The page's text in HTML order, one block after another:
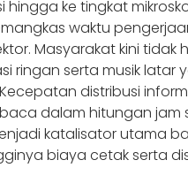
ke tingkat
waktu
Masyarakat kini
ringan serta musik latar
distribusi
dalam hitungan jam
katalisator utama
biaya cetak serta